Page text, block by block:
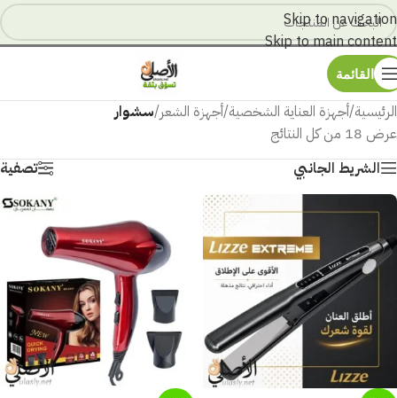
Skip to navigation
Skip to main content
القائمة
الرئيسية/أجهزة العناية الشخصية/أجهزة الشعر/سشوار
عرض ⁦18⁩ من كل النتائج
الشريط الجانبي
تصفية